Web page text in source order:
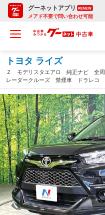
グーネットアプリ RENEW
メアド不要で問い合わせ可能
トヨタ ライズ
Ｚ モデリスタエアロ 純正ナビ 全
レーダークルーズ 禁煙車 ドラレコ
トキー ＬＥＤヘッド ＥＴＣ２．０
線逸脱警報 オートライト（長野県）